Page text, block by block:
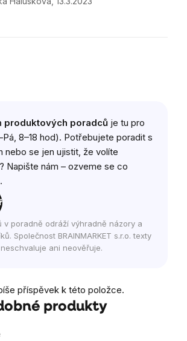
produktových poradců je tu pro
8–18 hod). Potřebujete poradit s
nebo se jen ujistit, že volíte
Napište nám – ozveme se co
v poradně odráží výhradně názory a
Společnost BRAINMARKET s.r.o. texty
ani neověřuje.
příspěvek k této položce.
produkty